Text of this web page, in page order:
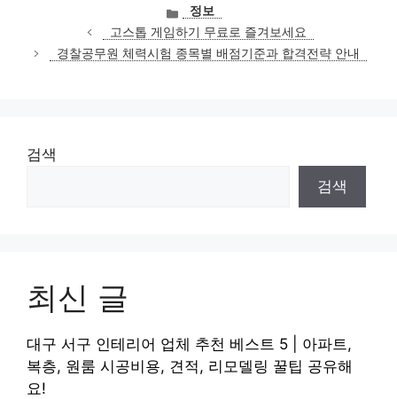
카
테
고
리
정보
고스톱 게임하기 무료로 즐겨보세요
경찰공무원 체력시험 종목별 배점기준과 합격전략 안내
검색
검색
최신 글
대구 서구 인테리어 업체 추천 베스트 5 | 아파트,
복층, 원룸 시공비용, 견적, 리모델링 꿀팁 공유해
요!